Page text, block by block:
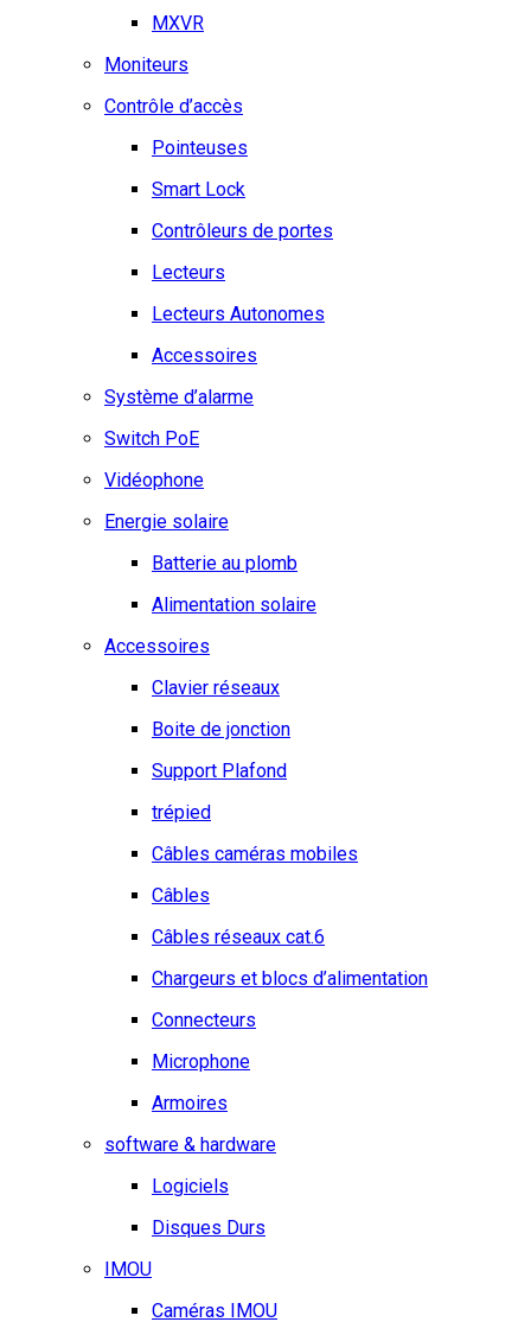
MXVR
Moniteurs
Contrôle d’accès
Pointeuses
Smart Lock
Contrôleurs de portes
Lecteurs
Lecteurs Autonomes
Accessoires
Système d’alarme
Switch PoE
Vidéophone
Energie solaire
Batterie au plomb
Alimentation solaire
Accessoires
Clavier réseaux
Boite de jonction
Support Plafond
trépied
Câbles caméras mobiles
Câbles
Câbles réseaux cat.6
Chargeurs et blocs d’alimentation
Connecteurs
Microphone
Armoires
software & hardware
Logiciels
Disques Durs
IMOU
Caméras IMOU